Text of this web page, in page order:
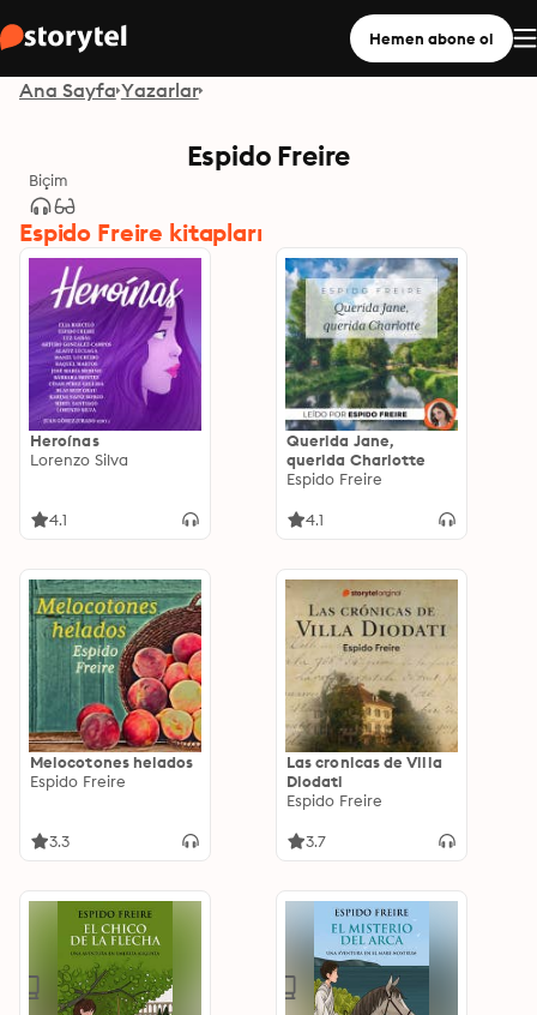
Hemen abone ol
Ana Sayfa Yazarlar
Espido Freire
Biçim
Espido Freire kitapları
Heroínas
Lorenzo Silva
4.1
Querida Jane,
querida Charlotte
Espido Freire
4.1
Melocotones helados
Espido Freire
3.3
Las cronicas de Villa
Diodati
Espido Freire
3.7